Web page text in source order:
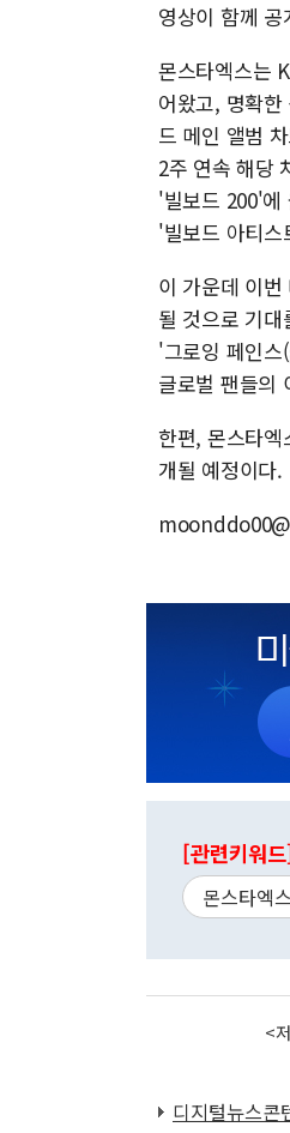
영상이 함께
몬스타엑스는
어왔고, 명확
드 메인 앨범
2주 연속 해당
'빌보드 200'에
'빌보드 아티
이 가운데 이
될 것으로 기
'그로잉 페인
글로벌 팬들의
한편, 몬스타
개될 예정이다.
[관련키워
몬스타엑스
<
디지털뉴스콘